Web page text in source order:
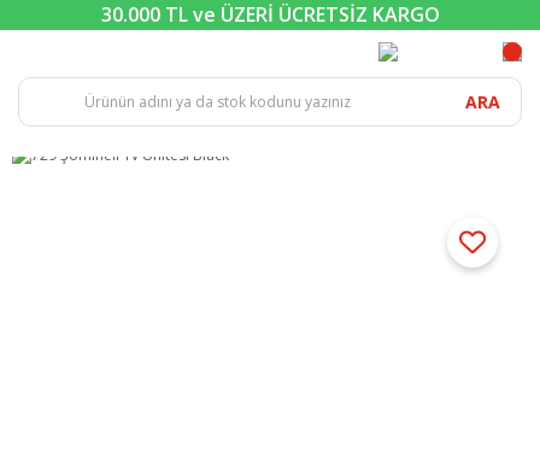
30.000 TL ve ÜZERİ ÜCRETSİZ KARGO
ARA